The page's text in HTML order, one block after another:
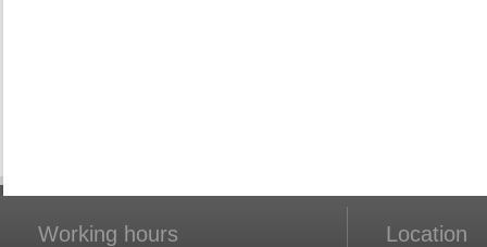
Working hours Location